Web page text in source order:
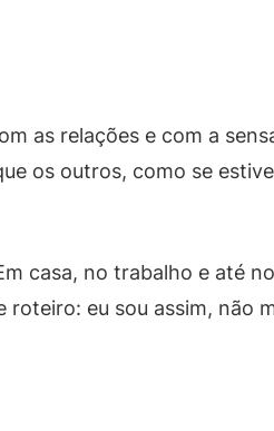
as relações e com a
os outros, como se
casa, no trabalho e até
eu sou assim, não